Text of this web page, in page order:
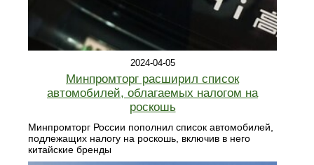
2024-04-05
Минпромторг расширил список
автомобилей, облагаемых налогом на
роскошь
Минпромторг России пополнил список автомобилей,
подлежащих налогу на роскошь, включив в него
китайские бренды